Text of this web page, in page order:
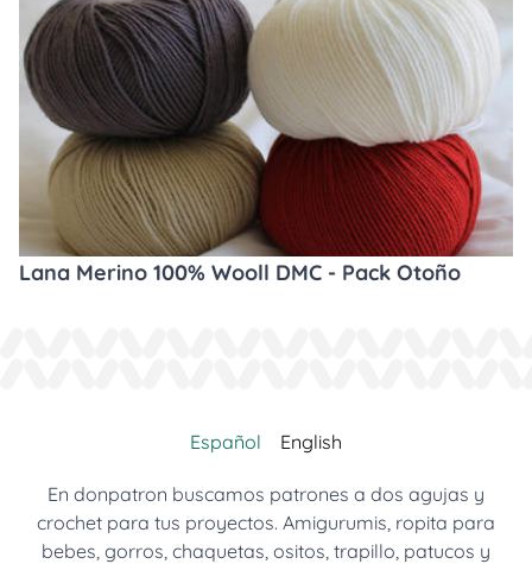
Lana Merino 100% Wooll DMC - Pack Otoño
Español English
En donpatron buscamos patrones a dos agujas y
crochet para tus proyectos. Amigurumis, ropita para
bebes, gorros, chaquetas, ositos, trapillo, patucos y